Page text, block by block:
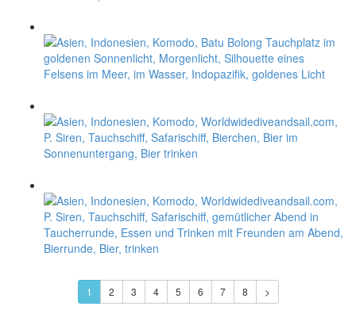
1 2 3 4 5 6 7 8 >